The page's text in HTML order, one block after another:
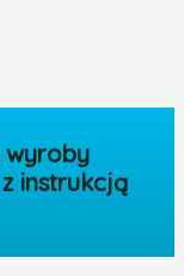
wyroby
instrukcją